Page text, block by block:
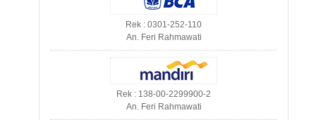
Rek : 0301-252-110
An. Feri Rahmawati
Rek : 138-00-2299900-2
An. Feri Rahmawati